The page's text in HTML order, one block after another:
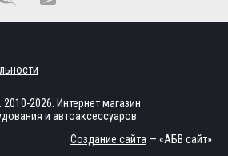
2026. Интернет магазин
и автоаксессуаров.
Создание сайта — «АБВ сайт»